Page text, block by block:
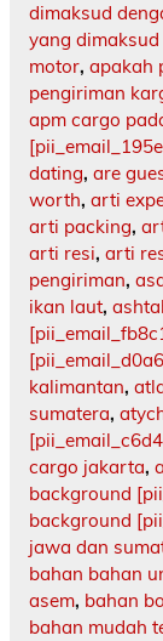
dimaksud
yang
motor, apakah
pengiriman
apm cargo
dating, are
worth, arti
arti packing,
arti resi, arti
pengiriman,
ikan laut,
kalimantan,
sumatera,
cargo jakarta,
background
background
jawa dan
bahan bahan
asem, bahan
bahan mudah